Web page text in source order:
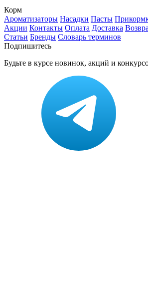
Корм
Ароматизаторы Насадки Пасты
Акции Контакты Оплата Доставка
Статьи Бренды Словарь терминов
Подпишитесь
Будьте в курсе новинок, акций и